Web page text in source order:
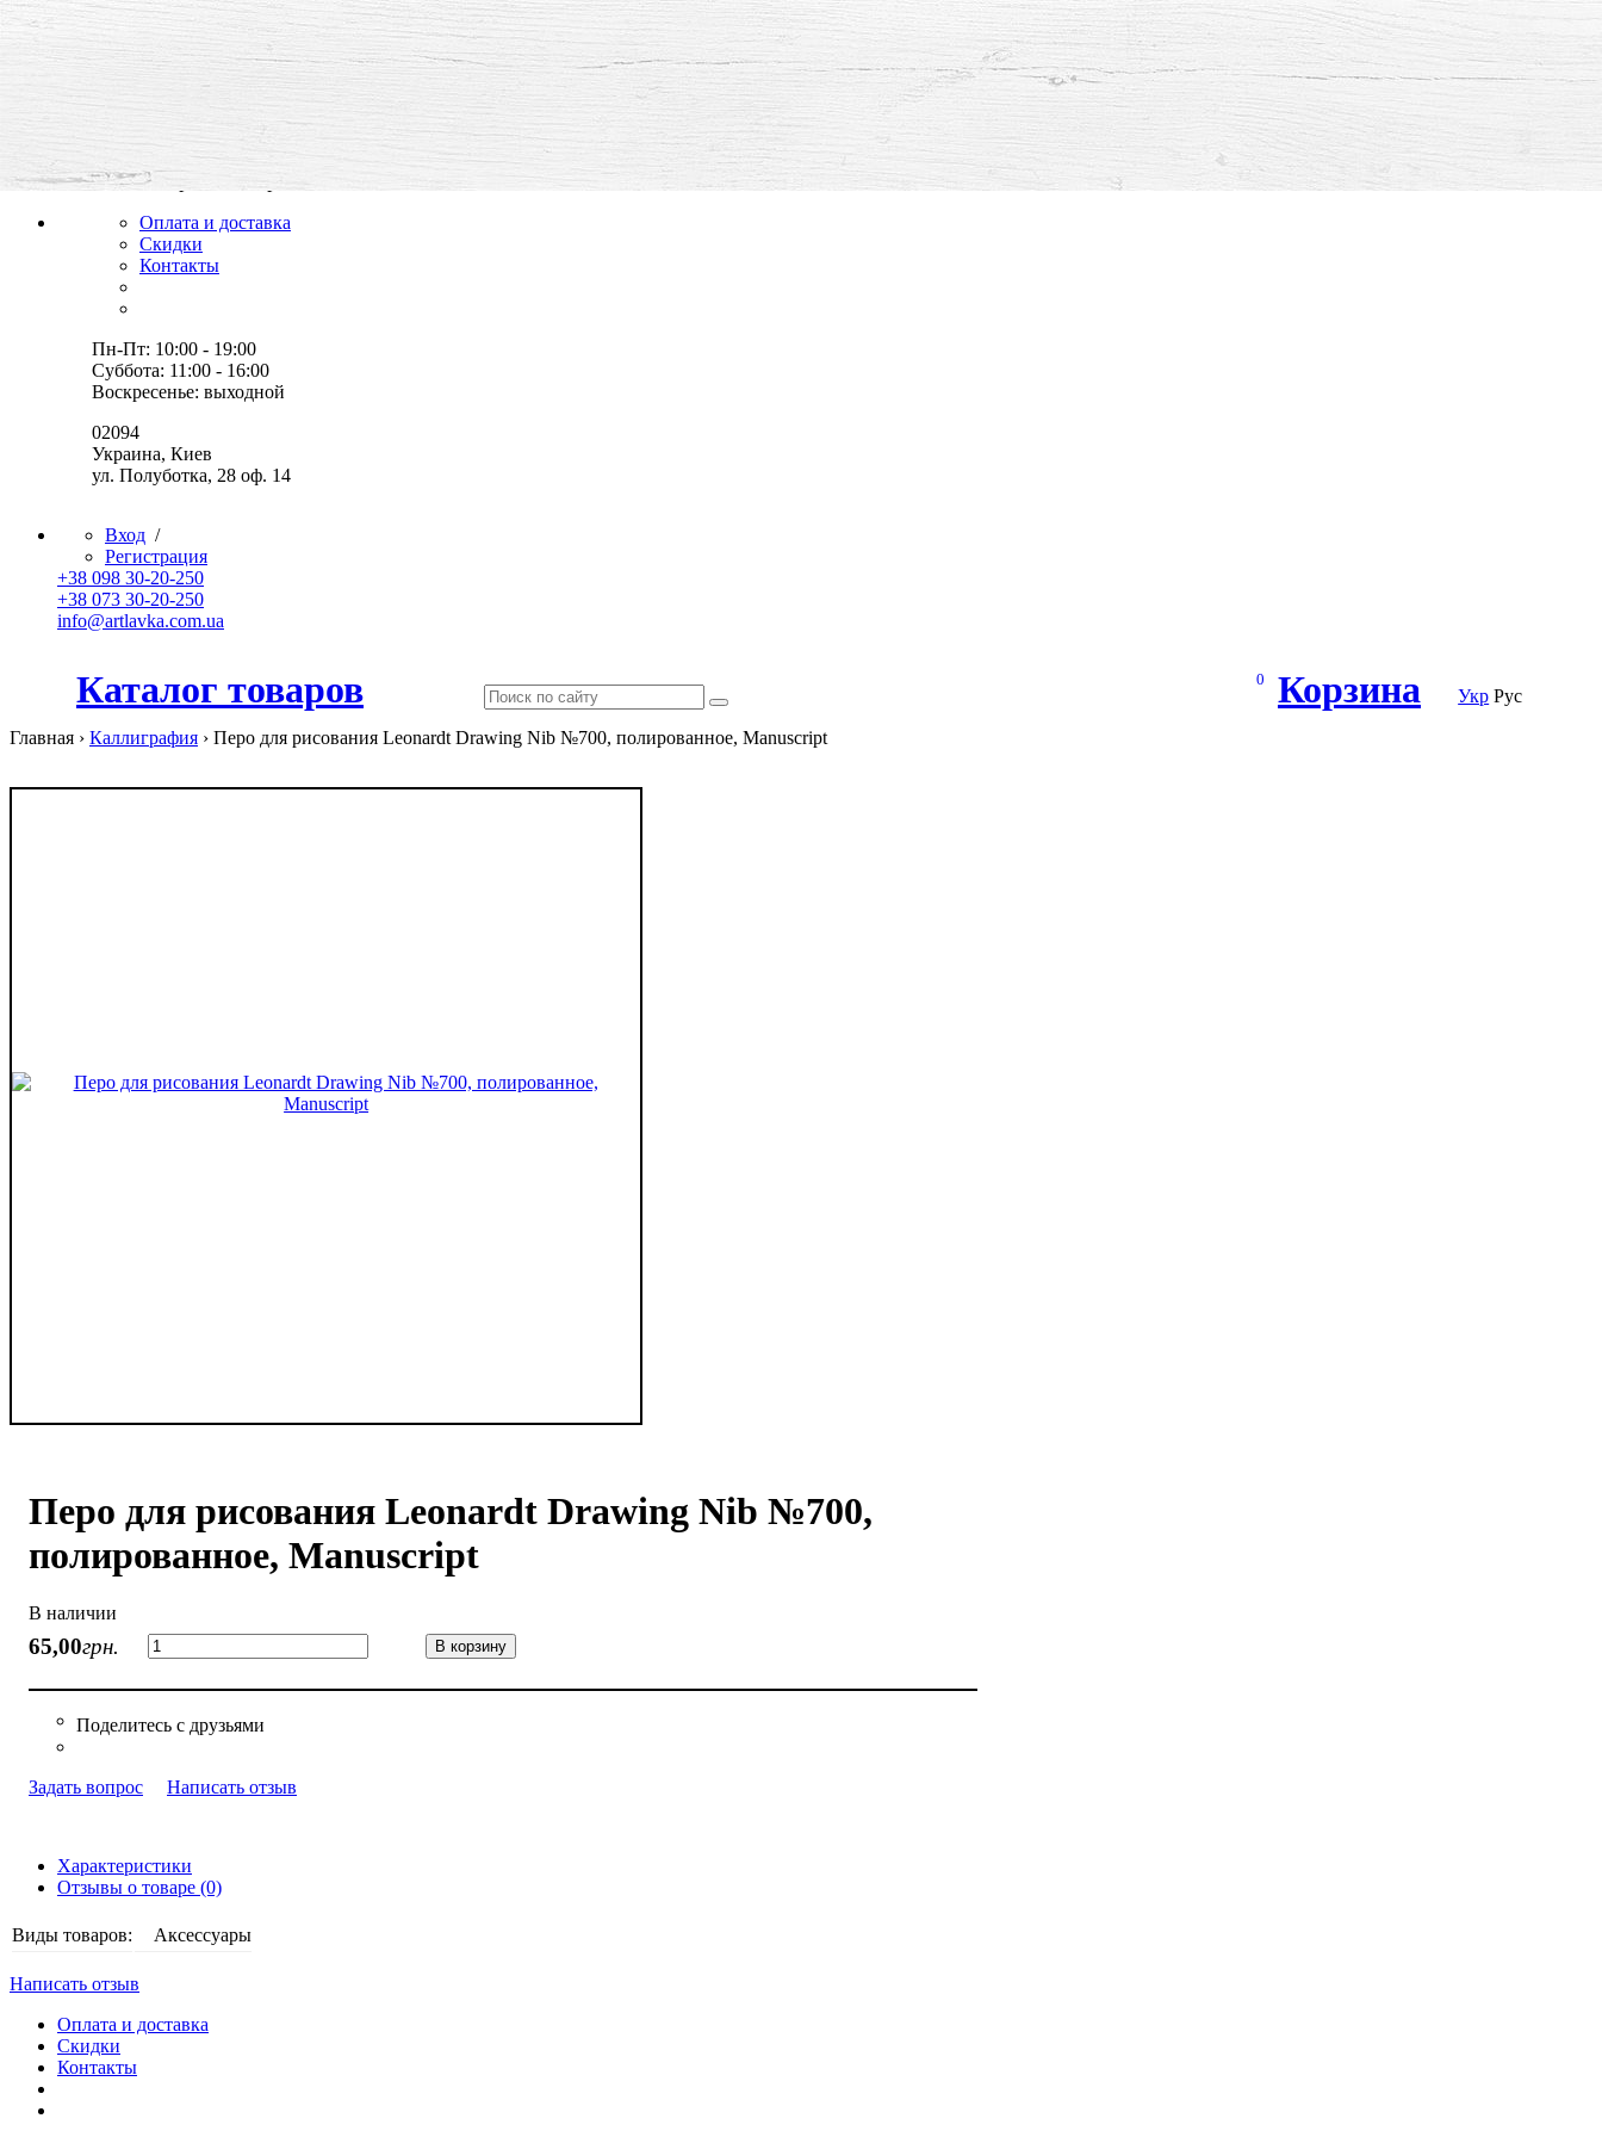
все для творчества и хобби,
товары, мастер-классы, идеи
Оплата и доставка
Скидки
Контакты
Пн-Пт: 10:00 - 19:00
Суббота: 11:00 - 16:00
Воскресенье: выходной
02094
Украина, Киев
ул. Полуботка, 28 оф. 14
Вход /
Регистрация
+38 098 30-20-250
+38 073 30-20-250
info@artlavka.com.ua
Каталог товаров Корзина
0
Укр Рус
Главная › Каллиграфия › Перо для рисования Leonardt Drawing Nib №700, полированное, Manuscript
Перо для рисования Leonardt Drawing Nib №700,
полированное, Manuscript
В наличии
65,00грн. В корзину
Задать вопрос Написать отзыв
Характеристики
Отзывы о товаре (0)
Виды товаров: Аксессуары
Написать отзыв
Оплата и доставка
Скидки
Контакты